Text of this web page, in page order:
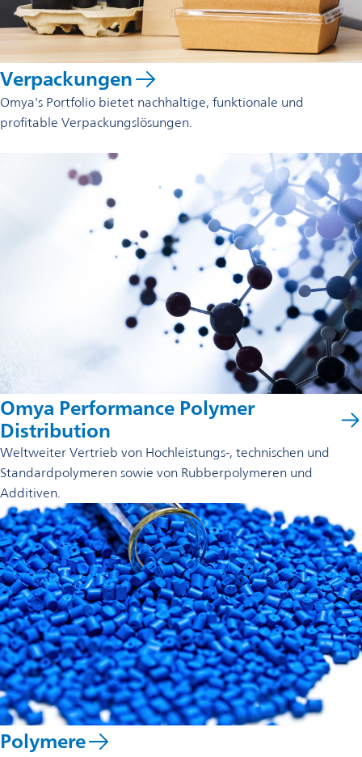
Verpackungen
Omya's Portfolio bietet nachhaltige, funktionale und
profitable Verpackungslösungen.
Omya Performance Polymer
Distribution
Weltweiter Vertrieb von Hochleistungs-, technischen und
Standardpolymeren sowie von Rubberpolymeren und
Additiven.
Polymere